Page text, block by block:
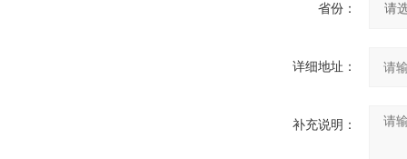
省份：
详细地址：
补充说明：